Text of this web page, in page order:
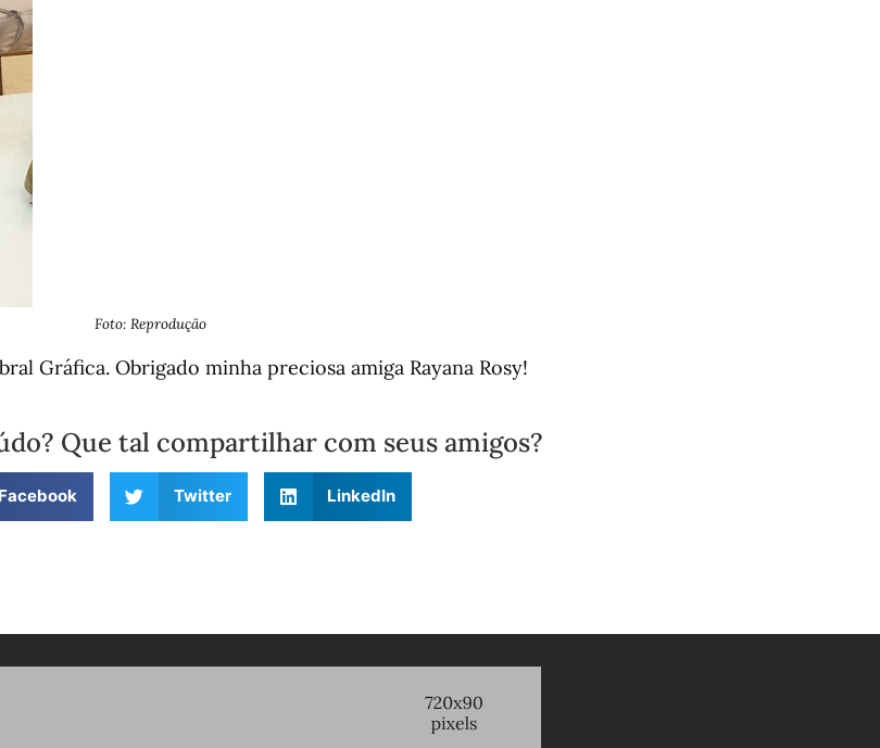
Foto: Reprodução
Gráfica. Obrigado minha preciosa amiga Rayana Rosy!
Que tal compartilhar com seus amigos?
Facebook Twitter LinkedIn